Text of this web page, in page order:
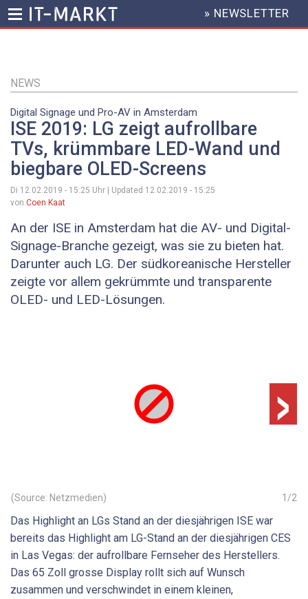
Inhalt
HEADER
MENU
» NEWSLETTER
NEWS
Digital Signage und Pro-AV in Amsterdam
ISE 2019: LG zeigt aufrollbare
TVs, krümmbare LED-Wand und
biegbare OLED-Screens
Di 12.02.2019 - 15:25 Uhr | Updated 12.02.2019 - 15:25
von Coen Kaat
An der ISE in Amsterdam hat die AV- und Digital-
Signage-Branche gezeigt, was sie zu bieten hat.
Darunter auch LG. Der südkoreanische Hersteller
zeigte vor allem gekrümmte und transparente
OLED- und LED-Lösungen.
›
1 /2
(Source: Netzmedien)
Das Highlight an LGs Stand an der diesjährigen ISE war
bereits das Highlight am LG-Stand an der diesjährigen CES
in Las Vegas: der aufrollbare Fernseher des Herstellers.
Das 65 Zoll grosse Display rollt sich auf Wunsch
zusammen und verschwindet in einem kleinen,